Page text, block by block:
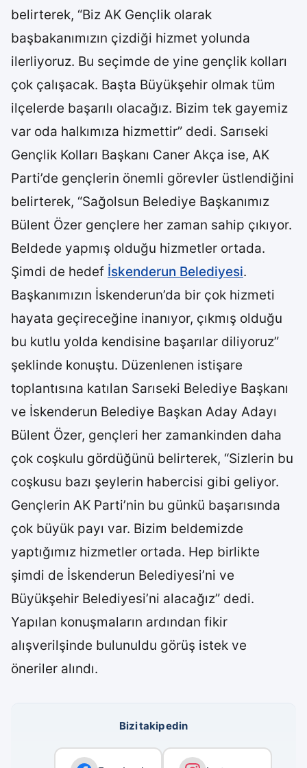
belirterek, “Biz AK Gençlik olarak
başbakanımızın çizdiği hizmet yolunda
ilerliyoruz. Bu seçimde de yine gençlik kolları
çok çalışacak. Başta Büyükşehir olmak tüm
ilçelerde başarılı olacağız. Bizim tek gayemiz
var oda halkımıza hizmettir” dedi. Sarıseki
Gençlik Kolları Başkanı Caner Akça ise, AK
Parti’de gençlerin önemli görevler üstlendiğini
belirterek, “Sağolsun Belediye Başkanımız
Bülent Özer gençlere her zaman sahip çıkıyor.
Beldede yapmış olduğu hizmetler ortada.
Şimdi de hedef İskenderun Belediyesi.
Başkanımızın İskenderun’da bir çok hizmeti
hayata geçireceğine inanıyor, çıkmış olduğu
bu kutlu yolda kendisine başarılar diliyoruz”
şeklinde konuştu. Düzenlenen istişare
toplantısına katılan Sarıseki Belediye Başkanı
ve İskenderun Belediye Başkan Aday Adayı
Bülent Özer, gençleri her zamankinden daha
çok coşkulu gördüğünü belirterek, “Sizlerin bu
coşkusu bazı şeylerin habercisi gibi geliyor.
Gençlerin AK Parti’nin bu günkü başarısında
çok büyük payı var. Bizim beldemizde
yaptığımız hizmetler ortada. Hep birlikte
şimdi de İskenderun Belediyesi’ni ve
Büyükşehir Belediyesi’ni alacağız” dedi.
Yapılan konuşmaların ardından fikir
alışverilşinde bulunuldu görüş istek ve
öneriler alındı.
Bizi takip edin